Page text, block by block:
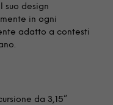
suo design
in ogni
adatto a contesti
da 3,15”